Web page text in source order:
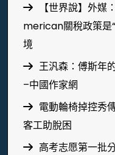
【世界說】外媒
merican關稅政策是
境
王汎森：傅斯年
–中國作家網
電動輪椅掉控秀
客工助脫困
高考志愿第一批